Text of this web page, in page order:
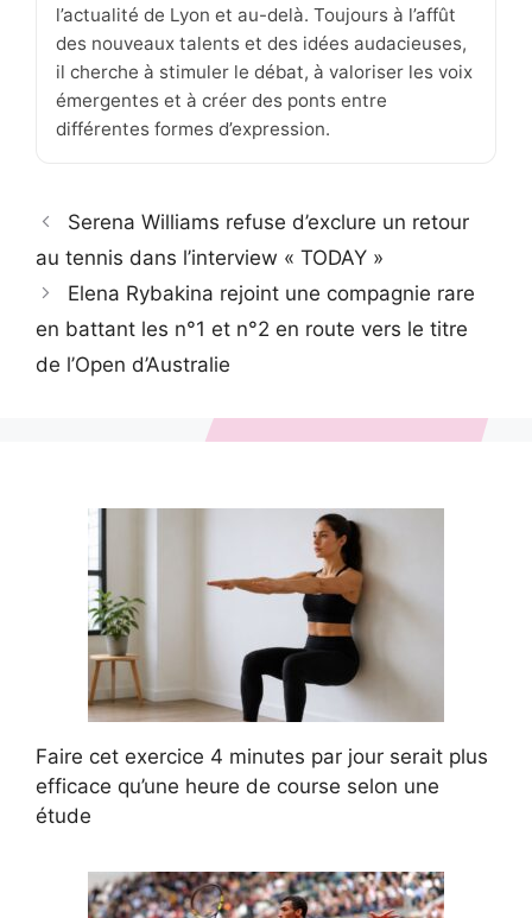
l’actualité de Lyon et au-delà. Toujours à l’affût
des nouveaux talents et des idées audacieuses,
il cherche à stimuler le débat, à valoriser les voix
émergentes et à créer des ponts entre
différentes formes d’expression.
Serena Williams refuse d’exclure un retour
au tennis dans l’interview « TODAY »
Elena Rybakina rejoint une compagnie rare
en battant les n°1 et n°2 en route vers le titre
de l’Open d’Australie
Faire cet exercice 4 minutes par jour serait plus
efficace qu’une heure de course selon une
étude